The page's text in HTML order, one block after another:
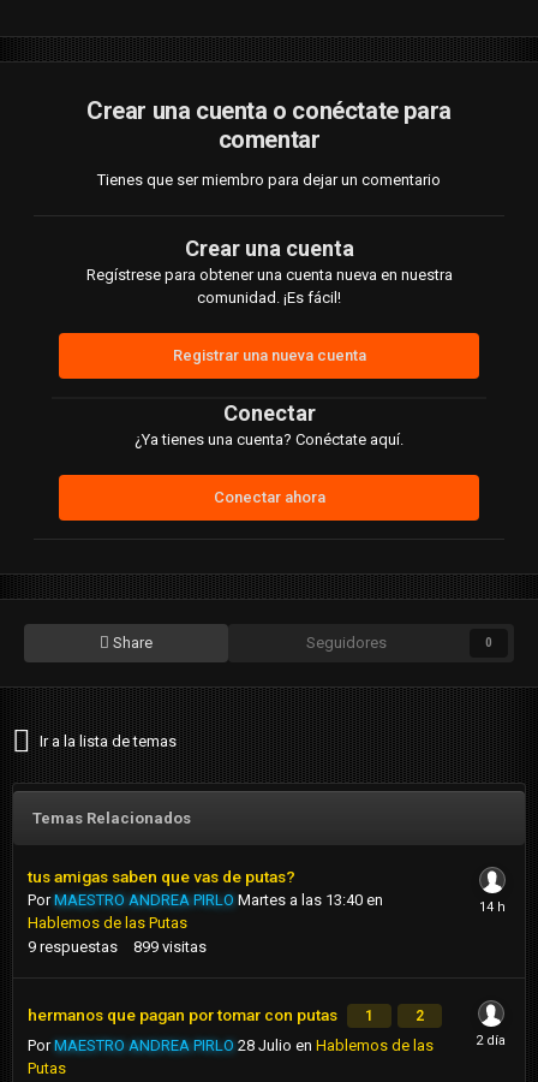
Crear una cuenta o conéctate para
comentar
Tienes que ser miembro para dejar un comentario
Crear una cuenta
Regístrese para obtener una cuenta nueva en nuestra
comunidad. ¡Es fácil!
Registrar una nueva cuenta
Conectar
¿Ya tienes una cuenta? Conéctate aquí.
Conectar ahora
Share Seguidores 0
Ir a la lista de temas
Temas Relacionados
tus amigas saben que vas de putas?
PorMAESTRO ANDREA PIRLO Martes a las 13:40 en
Hablemos de las Putas
9 respuestas 899 visitas
hermanos que pagan por tomar con putas 1 2
PorMAESTRO ANDREA PIRLO 28 Julio en Hablemos de las
Putas